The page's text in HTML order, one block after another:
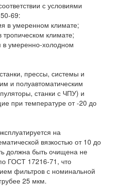
с условиями
69:
в умеренном климате;
климате;
умеренно-холодном
прессы, системы и
и полуавтоматическим
станки с ЧПУ) и
при температуре от -20 до
на
вязкостью от 10 до
должна быть очищена не
ГОСТ 17216-71, что
фильтров с номинальной
25 мкм.